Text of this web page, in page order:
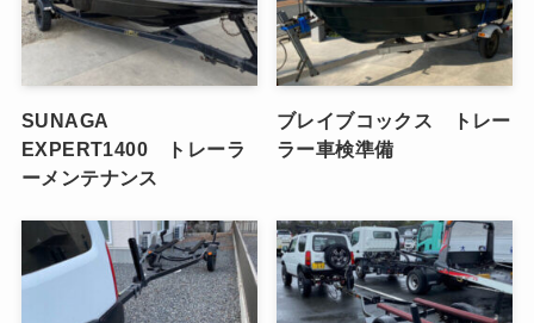
SUNAGA
EXPERT1400 トレーラ
ーメンテナンス
ブレイブコックス トレー
ラー車検準備